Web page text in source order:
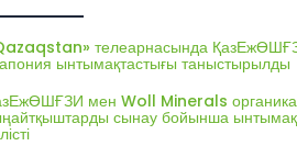
телеарнасында
ынтымақтастығы таныстырылды
мен Woll Minerals
сынау бойынша